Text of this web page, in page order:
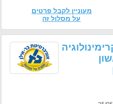
מעוניין לקבל פרטים
על מסלול זה